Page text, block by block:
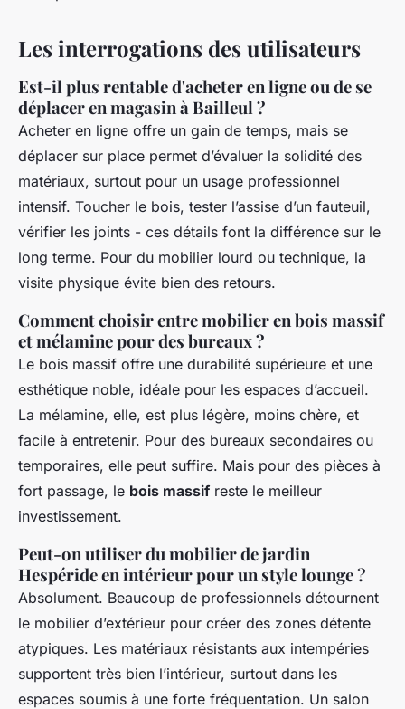
Les interrogations des utilisateurs
Est-il plus rentable d'acheter en ligne ou de se
déplacer en magasin à Bailleul ?
Acheter en ligne offre un gain de temps, mais se
déplacer sur place permet d’évaluer la solidité des
matériaux, surtout pour un usage professionnel
intensif. Toucher le bois, tester l’assise d’un fauteuil,
vérifier les joints - ces détails font la différence sur le
long terme. Pour du mobilier lourd ou technique, la
visite physique évite bien des retours.
Comment choisir entre mobilier en bois massif
et mélamine pour des bureaux ?
Le bois massif offre une durabilité supérieure et une
esthétique noble, idéale pour les espaces d’accueil.
La mélamine, elle, est plus légère, moins chère, et
facile à entretenir. Pour des bureaux secondaires ou
temporaires, elle peut suffire. Mais pour des pièces à
fort passage, le bois massif reste le meilleur
investissement.
Peut-on utiliser du mobilier de jardin
Hespéride en intérieur pour un style lounge ?
Absolument. Beaucoup de professionnels détournent
le mobilier d’extérieur pour créer des zones détente
atypiques. Les matériaux résistants aux intempéries
supportent très bien l’intérieur, surtout dans les
espaces soumis à une forte fréquentation. Un salon